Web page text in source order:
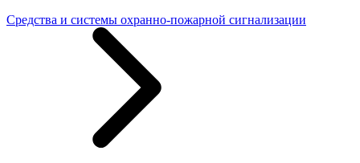
Средства и системы охранно-пожарной сигнализации